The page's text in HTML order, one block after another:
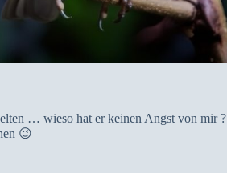
… wieso hat er keinen Angst von mir ?
😉